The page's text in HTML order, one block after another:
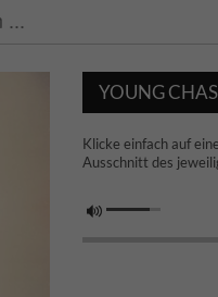
YOUNG
Klicke einfach auf
Ausschnitt des